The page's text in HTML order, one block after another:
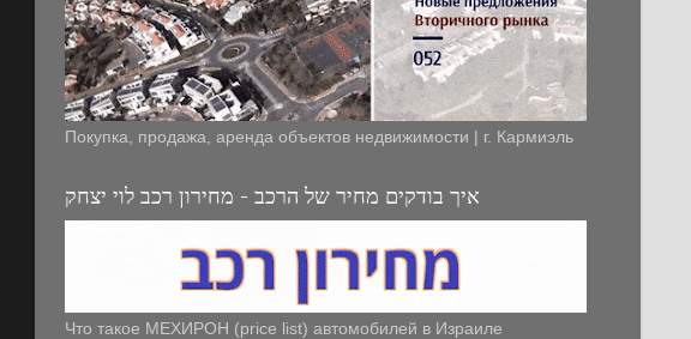
Покупка, продажа, аренда объектов недвижимости | г. Кармиэль
איך בודקים מחיר של הרכב - מחירון רכב לוי יצחק
Что такое МЕХИРОН (price list) автомобилей в Израиле